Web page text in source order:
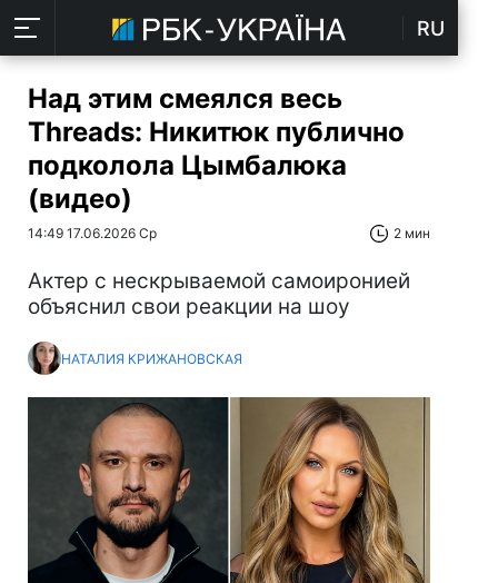
RU
Над этим смеялся весь
Threads: Никитюк публично
подколола Цымбалюка
(видео)
14:49 17.06.2026 Ср 2 мин
Актер с нескрываемой самоиронией
объяснил свои реакции на шоу
НАТАЛИЯ КРИЖАНОВСКАЯ